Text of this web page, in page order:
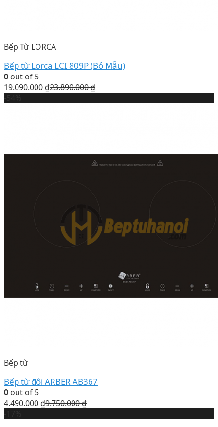
Bếp Từ LORCA
Bếp từ Lorca LCI 809P (Bỏ Mẫu)
0 out of 5
19.090.000 ₫23.890.000₫
Bếp từ
Bếp từ đôi ARBER AB367
0 out of 5
4.490.000 ₫9.750.000₫